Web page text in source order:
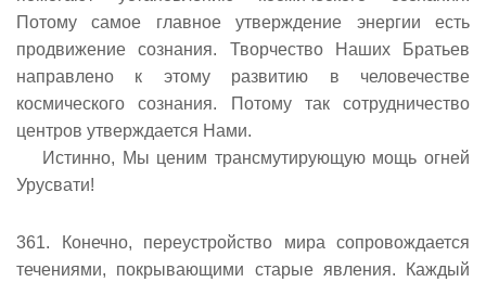
Потому самое главное утверждение энергии есть
продвижение сознания. Творчество Наших Братьев
направлено к этому развитию в человечестве
космического сознания. Потому так сотрудничество
центров утверждается Нами.
Истинно, Мы ценим трансмутирующую мощь огней
Урусвати!
361. Конечно, переустройство мира сопровождается
течениями, покрывающими старые явления. Каждый